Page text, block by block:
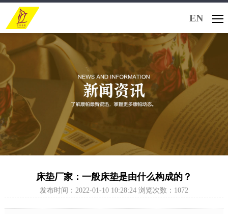
EN
床垫厂家：一般床垫是由什么构成的？
发布时间：2022-01-10 10:28:24 浏览次数：1072